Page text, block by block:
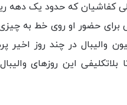
کفاشیان که حدود یک دهه
برای حضور او روی خط به
بلاتکلیفی این روزهای